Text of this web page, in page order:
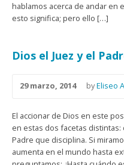
hablamos acerca de andar en
esto significa; pero ello […]
Dios el Juez y el
29 marzo, 2014 byEliseo
El accionar de Dios en este
en estas dos facetas distintas:
Padre que disciplina. Si
aumenta en el mundo hasta